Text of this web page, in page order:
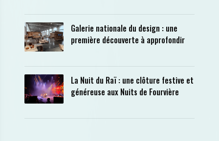
Galerie nationale du design : une
première découverte à approfondir
La Nuit du Raï : une clôture festive et
généreuse aux Nuits de Fourvière